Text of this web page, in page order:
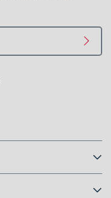
Meld